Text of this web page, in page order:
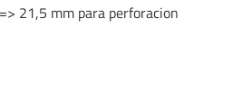
21,5 mm para perforacion